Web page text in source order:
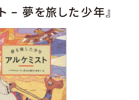
– 夢を旅した少年』